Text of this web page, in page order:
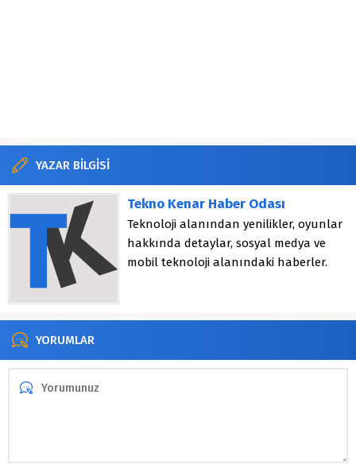
YAZAR BİLGİSİ
Tekno Kenar Haber Odası
Teknoloji alanından yenilikler, oyunlar
hakkında detaylar, sosyal medya ve
mobil teknoloji alanındaki haberler.
YORUMLAR